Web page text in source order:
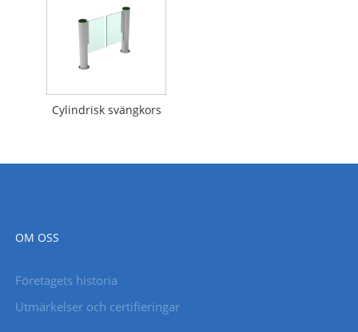
Cylindrisk svängkors
OM OSS
Företagets historia
Utmärkelser och certifieringar